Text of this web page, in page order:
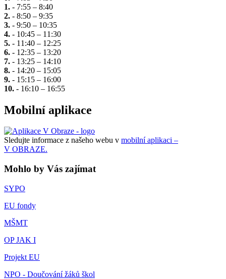
1. - 7:55 – 8:40
2. - 8:50 – 9:35
3. - 9:50 – 10:35
4. - 10:45 – 11:30
5. - 11:40 – 12:25
6. - 12:35 – 13:20
7. - 13:25 – 14:10
8. - 14:20 – 15:05
9. - 15:15 – 16:00
10. - 16:10 – 16:55
Mobilní aplikace
Sledujte informace z našeho webu v mobilní aplikaci –
V OBRAZE.
Mohlo by Vás zajímat
SYPO
EU fondy
MŠMT
OP JAK I
Projekt EU
NPO - Doučování žáků škol